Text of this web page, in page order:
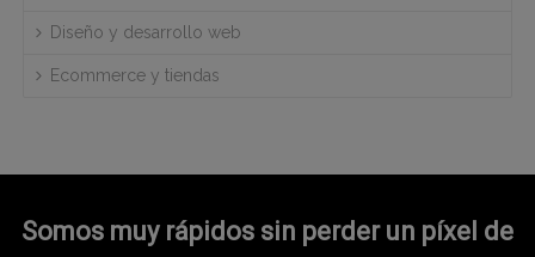
Diseño y desarrollo web
Ecommerce y tiendas
Somos muy rápidos sin perder un píxel de